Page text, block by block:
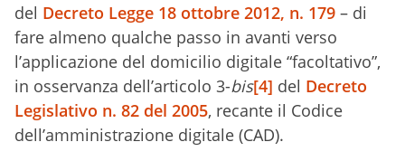
del Decreto Legge 18 ottobre 2012, n. 179 – di
fare almeno qualche passo in avanti verso
l’applicazione del domicilio digitale “facoltativo”,
in osservanza dell’articolo 3-bis[4] del Decreto
Legislativo n. 82 del 2005, recante il Codice
dell’amministrazione digitale (CAD).